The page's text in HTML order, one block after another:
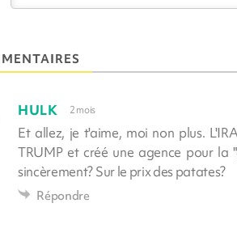
HULK 2 mois
Et allez, je t'aime, moi non plus.
TRUMP et créé une agence pour la
sincèrement? Sur le prix des patates?
Répondre